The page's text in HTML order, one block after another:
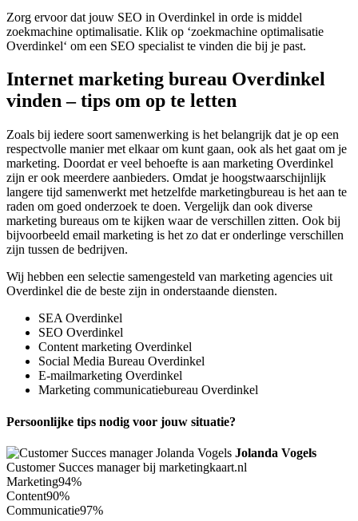
Zorg ervoor dat jouw SEO in Overdinkel in orde is middel
zoekmachine optimalisatie. Klik op ‘zoekmachine optimalisatie
Overdinkel‘ om een SEO specialist te vinden die bij je past.
Internet marketing bureau Overdinkel
vinden – tips om op te letten
Zoals bij iedere soort samenwerking is het belangrijk dat je op een
respectvolle manier met elkaar om kunt gaan, ook als het gaat om je
marketing. Doordat er veel behoefte is aan marketing Overdinkel
zijn er ook meerdere aanbieders. Omdat je hoogstwaarschijnlijk
langere tijd samenwerkt met hetzelfde marketingbureau is het aan te
raden om goed onderzoek te doen. Vergelijk dan ook diverse
marketing bureaus om te kijken waar de verschillen zitten. Ook bij
bijvoorbeeld email marketing is het zo dat er onderlinge verschillen
zijn tussen de bedrijven.
Wij hebben een selectie samengesteld van marketing agencies uit
Overdinkel die de beste zijn in onderstaande diensten.
SEA Overdinkel
SEO Overdinkel
Content marketing Overdinkel
Social Media Bureau Overdinkel
E-mailmarketing Overdinkel
Marketing communicatiebureau Overdinkel
Persoonlijke tips nodig voor jouw situatie?
Jolanda Vogels
Customer Succes manager bij marketingkaart.nl
Marketing94%
Content90%
Communicatie97%